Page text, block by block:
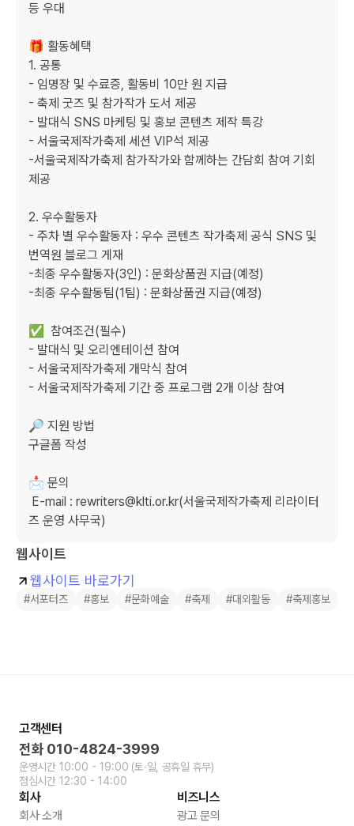
등 우대
🎁 활동혜택
1. 공통
- 임명장 및 수료증, 활동비 10만 원 지급
- 축제 굿즈 및 참가작가 도서 제공
- 발대식 SNS 마케팅 및 홍보 콘텐츠 제작 특강
- 서울국제작가축제 세션 VIP석 제공
-서울국제작가축제 참가작가와 함께하는 간담회 참여 기회
제공
2. 우수활동자
- 주차 별 우수활동자 : 우수 콘텐츠 작가축제 공식 SNS 및
번역원 블로그 게재
-최종 우수활동자(3인) : 문화상품권 지급(예정)
-최종 우수활동팀(1팀) : 문화상품권 지급(예정)
✅  참여조건(필수)
- 발대식 및 오리엔테이션 참여
- 서울국제작가축제 개막식 참여
- 서울국제작가축제 기간 중 프로그램 2개 이상 참여
🔎 지원 방법
구글폼 작성
📩 문의
즈 운영 사무국)
웹사이트
웹사이트 바로가기
#서포터즈 #홍보 #문화예술 #축제 #대외활동 #축제홍보
고객센터
전화 010-4824-3999
운영시간 10:00 - 19:00 (토∙일, 공휴일 휴무)
점심시간 12:30 - 14:00
회사
회사 소개
비즈니스
광고 문의